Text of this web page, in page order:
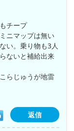
チープ
ニマップは無い
い。乗り物も3人
ないと補給出来
らじゅうが地雷
返信